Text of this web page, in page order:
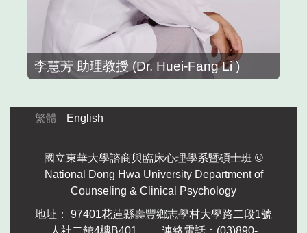
李慧芳 助理教授 (Dr. Huei-Fang Li )
繁體 English
國立東華大學諮商與臨床心理學系暨碩士班 ©
National Dong Hwa University Department of
Counseling & Clinical Psychology
地址： 97401花蓮縣壽豐鄉志學村大學路二段1號